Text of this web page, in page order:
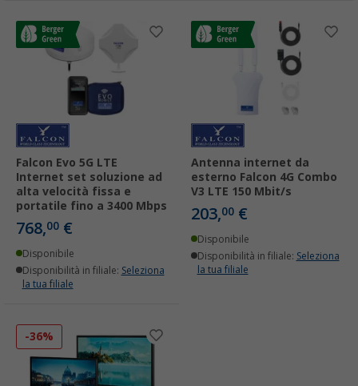
Falcon Evo 5G LTE
Internet set soluzione ad
alta velocità fissa e
portatile fino a 3400 Mbps
768,00 €
Disponibile
Disponibilità in filiale: Seleziona
la tua filiale
Antenna internet da
esterno Falcon 4G Combo
V3 LTE 150 Mbit/s
203,00 €
Disponibile
Disponibilità in filiale: Seleziona
la tua filiale
-36%